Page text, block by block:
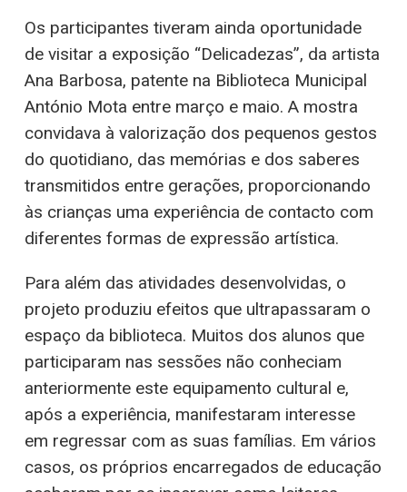
Os participantes tiveram ainda oportunidade
de visitar a exposição “Delicadezas”, da artista
Ana Barbosa, patente na Biblioteca Municipal
António Mota entre março e maio. A mostra
convidava à valorização dos pequenos gestos
do quotidiano, das memórias e dos saberes
transmitidos entre gerações, proporcionando
às crianças uma experiência de contacto com
diferentes formas de expressão artística.
Para além das atividades desenvolvidas, o
projeto produziu efeitos que ultrapassaram o
espaço da biblioteca. Muitos dos alunos que
participaram nas sessões não conheciam
anteriormente este equipamento cultural e,
após a experiência, manifestaram interesse
em regressar com as suas famílias. Em vários
casos, os próprios encarregados de educação